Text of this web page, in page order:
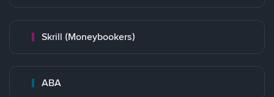
Skrill (Moneybookers)
ABA